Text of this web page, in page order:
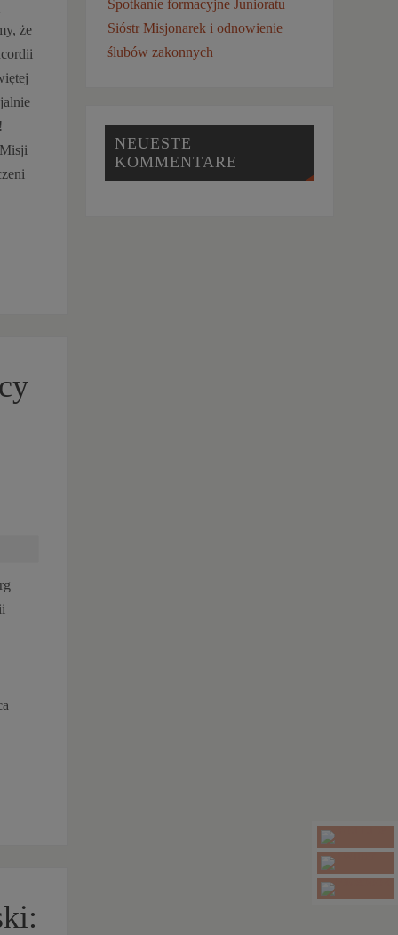
że
Spotkanie formacyjne Junioratu
Sióstr Misjonarek i odnowienie
ślubów zakonnych
NEUESTE
KOMMENTARE